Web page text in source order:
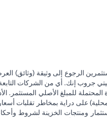
الرجوع إلى وثيقة (وثائق)
إنك. أي من الشركات التابعة
للمبلغ الأصلي
على دراية بمخاطر تقلبات
ومنتجات الخزينة لشروط